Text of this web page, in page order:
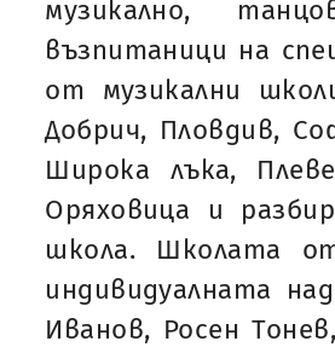
музикално,
възпитаници на
от музикални
Добрич, Пловдив,
Широка лъка,
Оряховица и
школа. Школата
индивидуалната
Иванов, Росен